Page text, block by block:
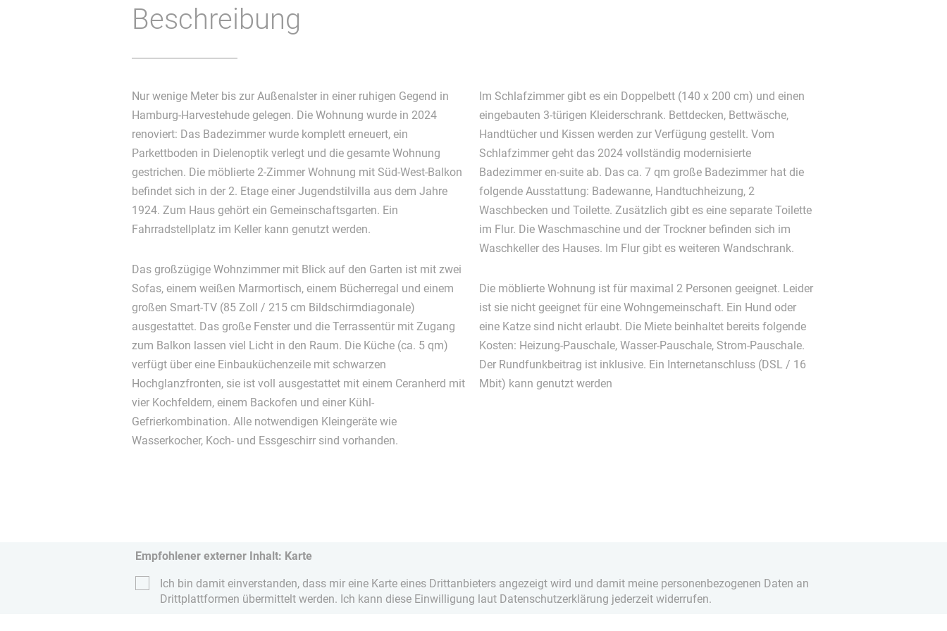
Beschreibung
Nur wenige Meter bis zur Außenalster in einer ruhigen Gegend in
Hamburg-Harvestehude gelegen. Die Wohnung wurde in 2024
renoviert: Das Badezimmer wurde komplett erneuert, ein
Parkettboden in Dielenoptik verlegt und die gesamte Wohnung
gestrichen. Die möblierte 2-Zimmer Wohnung mit Süd-West-Balkon
befindet sich in der 2. Etage einer Jugendstilvilla aus dem Jahre
1924. Zum Haus gehört ein Gemeinschaftsgarten. Ein
Fahrradstellplatz im Keller kann genutzt werden.
Das großzügige Wohnzimmer mit Blick auf den Garten ist mit zwei
Sofas, einem weißen Marmortisch, einem Bücherregal und einem
großen Smart-TV (85 Zoll / 215 cm Bildschirmdiagonale)
ausgestattet. Das große Fenster und die Terrassentür mit Zugang
zum Balkon lassen viel Licht in den Raum. Die Küche (ca. 5 qm)
verfügt über eine Einbauküchenzeile mit schwarzen
Hochglanzfronten, sie ist voll ausgestattet mit einem Ceranherd mit
vier Kochfeldern, einem Backofen und einer Kühl-
Gefrierkombination. Alle notwendigen Kleingeräte wie
Wasserkocher, Koch- und Essgeschirr sind vorhanden.
Im Schlafzimmer gibt es ein Doppelbett (140 x 200 cm) und einen
eingebauten 3-türigen Kleiderschrank. Bettdecken, Bettwäsche,
Handtücher und Kissen werden zur Verfügung gestellt. Vom
Schlafzimmer geht das 2024 vollständig modernisierte
Badezimmer en-suite ab. Das ca. 7 qm große Badezimmer hat die
folgende Ausstattung: Badewanne, Handtuchheizung, 2
Waschbecken und Toilette. Zusätzlich gibt es eine separate Toilette
im Flur. Die Waschmaschine und der Trockner befinden sich im
Waschkeller des Hauses. Im Flur gibt es weiteren Wandschrank.
Die möblierte Wohnung ist für maximal 2 Personen geeignet. Leider
ist sie nicht geeignet für eine Wohngemeinschaft. Ein Hund oder
eine Katze sind nicht erlaubt. Die Miete beinhaltet bereits folgende
Kosten: Heizung-Pauschale, Wasser-Pauschale, Strom-Pauschale.
Der Rundfunkbeitrag ist inklusive. Ein Internetanschluss (DSL / 16
Mbit) kann genutzt werden
Empfohlener externer Inhalt: Karte
Ich bin damit einverstanden, dass mir eine Karte eines Drittanbieters angezeigt wird und damit meine personenbezogenen Daten an
Drittplattformen übermittelt werden. Ich kann diese Einwilligung laut Datenschutzerklärung jederzeit widerrufen.